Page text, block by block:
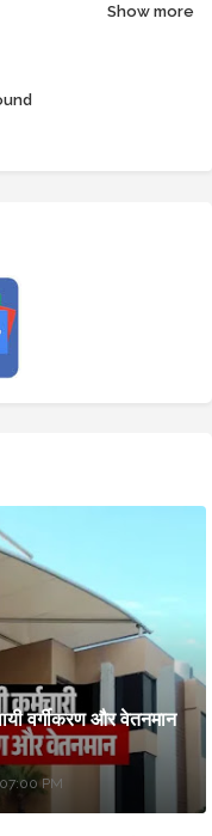
Show more
वर्गीकरण और वेतनमान
PM